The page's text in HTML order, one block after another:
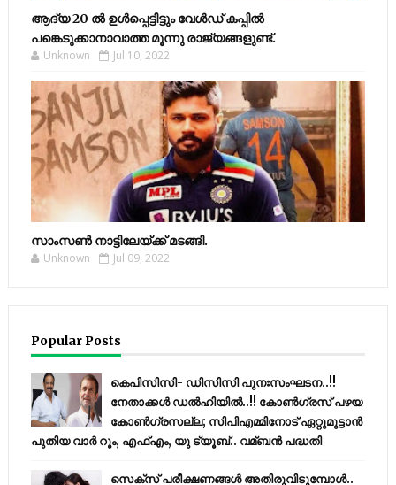
ആദ്യ 20 ല്‍ ഉള്‍പ്പെട്ടിട്ടും വേള്‍ഡ് കപ്പില്‍
പങ്കെടുക്കാനാവാത്ത മൂന്നു രാജ്യങ്ങളുണ്ട്.
Unknown Jul 10, 2022
സാംസണ്‍ നാട്ടിലേയ്‌ക്ക് മടങ്ങി.
Unknown Jul 09, 2022
Popular Posts
കെപിസിസി- ഡിസിസി പുനഃസംഘടന..!!
നേതാക്കൾ ഡൽഹിയിൽ..!! കോണ്‍ഗ്രസ് പഴയ
കോണ്‍ഗ്രസല്ല; സിപിഎമ്മിനോട് ഏറ്റുമുട്ടാന്‍
പുതിയ വാര്‍ റൂം, എഫ്‌എം, യു ട്യൂബ്.. വമ്ബന്‍ പദ്ധതി
സെക്സ് പരീക്ഷണങ്ങൾ അതിരുവിടുമ്പോൾ..